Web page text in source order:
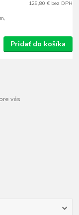
129,80 € bez DPH
Pridať do košíka
vás